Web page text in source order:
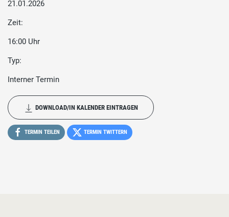
21.01.2026
Zeit:
16:00 Uhr
Typ:
Interner Termin
DOWNLOAD/IN KALENDER EINTRAGEN
TERMIN TEILEN TERMIN TWITTERN